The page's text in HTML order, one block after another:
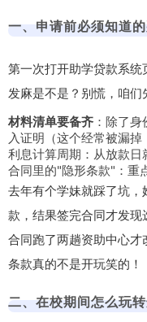
一、申请前必须知道
第一次打开助学贷款系
发麻是不是？别慌，咱们
材料清单要备齐 ：除了
入证明（这个经常被漏掉
利息计算周期：从放款
合同里的"隐形条款"：重
去年有个学妹就踩了坑
款，结果签完合同才发
合同跑了两趟资助中心
条款真的不是开玩笑的！
二、在校期间怎么玩